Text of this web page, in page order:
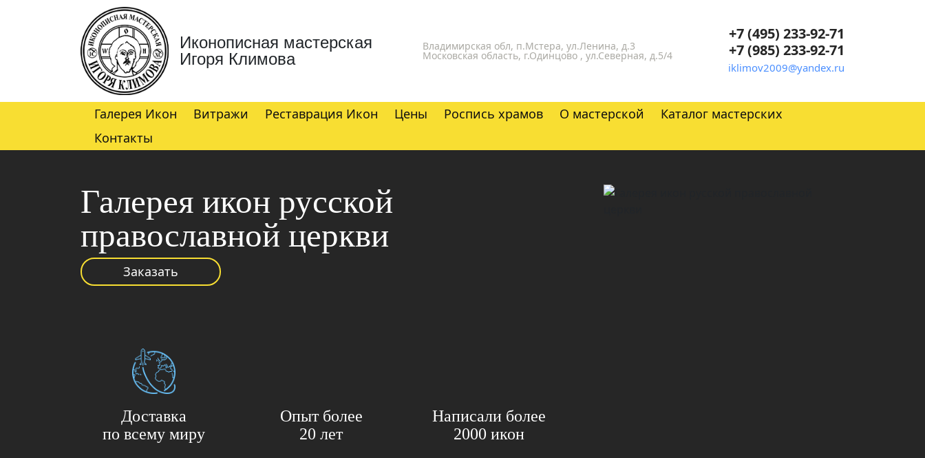
Иконописная мастерская
Игоря Климова
Владимирская обл, п.Мстера, ул.Ленина, д.3
Московская область, г.Одинцово , ул.Северная, д.5/4
+7 (495) 233-92-71
+7 (985) 233-92-71
iklimov2009@yandex.ru
Галерея Икон Витражи Реставрация Икон Цены Роспись храмов О мастерской
Каталог мастерских
Контакты
Галерея икон русской
православной церкви
Заказать
Доставка
по всему миру
Опыт более
20 лет
Написали более
2000 икон